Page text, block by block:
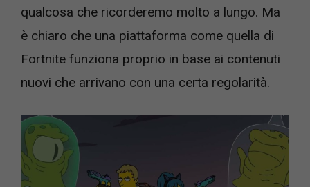
qualcosa che ricorderemo molto a lungo. Ma
è chiaro che una piattaforma come quella di
Fortnite funziona proprio in base ai contenuti
nuovi che arrivano con una certa regolarità.